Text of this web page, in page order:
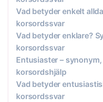
Vad betyder enkelt
korsordssvar
Vad betyder enklare?
korsordssvar
Entusiaster –
korsordshjälp
Vad betyder
korsordssvar